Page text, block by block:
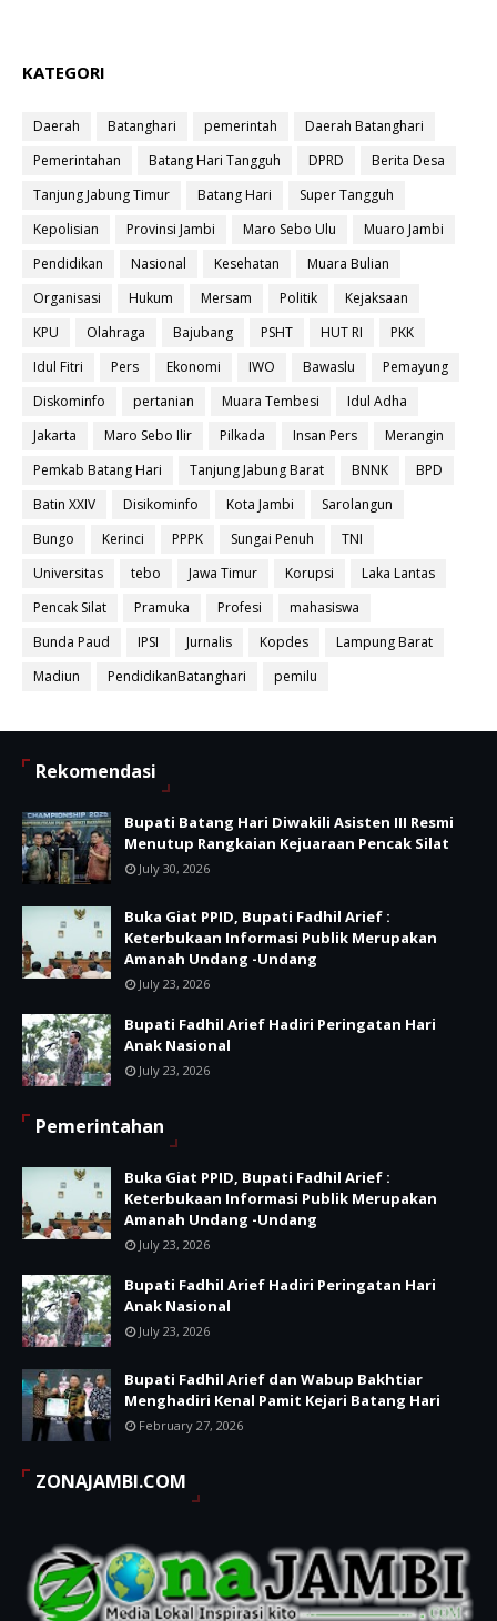
KATEGORI
Daerah Batanghari pemerintah
Daerah Batanghari
Pemerintahan
Batang Hari Tangguh DPRD
Berita Desa
Tanjung Jabung Timur
Batang Hari
Super Tangguh
Kepolisian
Provinsi Jambi Maro Sebo Ulu
Muaro Jambi
Pendidikan
Nasional Kesehatan
Muara Bulian
Organisasi
Hukum Mersam Politik
Kejaksaan
KPU
Olahraga Bajubang PSHT HUT RI
PKK
Idul Fitri
Pers Ekonomi IWO Bawaslu
Pemayung
Diskominfo
pertanian Muara Tembesi
Idul Adha
Jakarta
Maro Sebo Ilir Pilkada Insan Pers
Merangin
Pemkab Batang Hari
Tanjung Jabung Barat BNNK
BPD
Batin XXIV
Disikominfo Kota Jambi
Sarolangun
Bungo
Kerinci PPPK Sungai Penuh
TNI
Universitas
tebo Jawa Timur Korupsi
Laka Lantas
Pencak Silat
Pramuka Profesi
mahasiswa
Bunda Paud
IPSI Jurnalis Kopdes
Lampung Barat
Madiun
PendidikanBatanghari pemilu
Rekomendasi
Bupati Batang Hari Diwakili Asisten III Resmi
Menutup Rangkaian Kejuaraan Pencak Silat
July 30, 2026
Buka Giat PPID, Bupati Fadhil Arief :
Keterbukaan Informasi Publik Merupakan
Amanah Undang -Undang
July 23, 2026
Bupati Fadhil Arief Hadiri Peringatan Hari
Anak Nasional
July 23, 2026
Pemerintahan
Buka Giat PPID, Bupati Fadhil Arief :
Keterbukaan Informasi Publik Merupakan
Amanah Undang -Undang
July 23, 2026
Bupati Fadhil Arief Hadiri Peringatan Hari
Anak Nasional
July 23, 2026
Bupati Fadhil Arief dan Wabup Bakhtiar
Menghadiri Kenal Pamit Kejari Batang Hari
February 27, 2026
ZONAJAMBI.COM